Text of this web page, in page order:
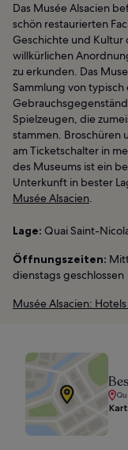
Das Musée Alsacien
schön restaurierten
Geschichte und Kultur
willkürlichen
zu erkunden. Das
Sammlung von typisch
Spielzeugen, die
stammen. Broschüren
am Ticketschalter in
des Museums ist ein
Unterkunft in bester
Musée Alsacien.
Lage: Quai Saint-
Öffnungszeiten:
dienstags geschlossen
Musée Alsacien: